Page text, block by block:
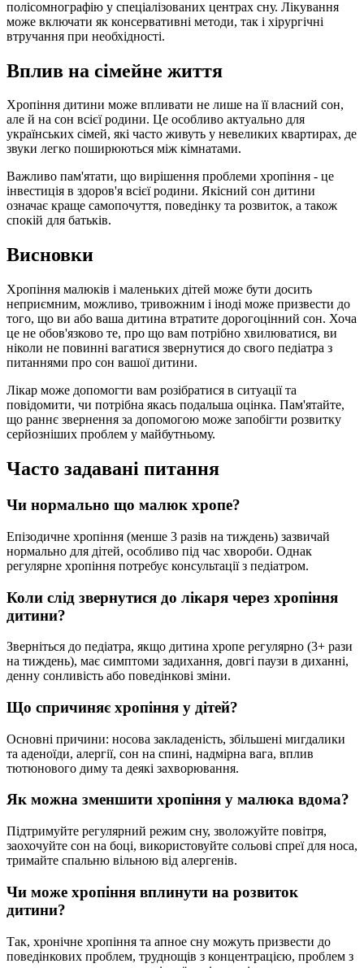
полісомнографію у спеціалізованих центрах сну. Лікування
може включати як консервативні методи, так і хірургічні
втручання при необхідності.
Вплив на сімейне життя
Хропіння дитини може впливати не лише на її власний сон,
але й на сон всієї родини. Це особливо актуально для
українських сімей, які часто живуть у невеликих квартирах, де
звуки легко поширюються між кімнатами.
Важливо пам'ятати, що вирішення проблеми хропіння - це
інвестиція в здоров'я всієї родини. Якісний сон дитини
означає краще самопочуття, поведінку та розвиток, а також
спокій для батьків.
Висновки
Хропіння малюків і маленьких дітей може бути досить
неприємним, можливо, тривожним і іноді може призвести до
того, що ви або ваша дитина втратите дорогоцінний сон. Хоча
це не обов'язково те, про що вам потрібно хвилюватися, ви
ніколи не повинні вагатися звернутися до свого педіатра з
питаннями про сон вашої дитини.
Лікар може допомогти вам розібратися в ситуації та
повідомити, чи потрібна якась подальша оцінка. Пам'ятайте,
що раннє звернення за допомогою може запобігти розвитку
серйозніших проблем у майбутньому.
Часто задавані питання
Чи нормально що малюк хропе?
Епізодичне хропіння (менше 3 разів на тиждень) зазвичай
нормально для дітей, особливо під час хвороби. Однак
регулярне хропіння потребує консультації з педіатром.
Коли слід звернутися до лікаря через хропіння
дитини?
Зверніться до педіатра, якщо дитина хропе регулярно (3+ рази
на тиждень), має симптоми задихання, довгі паузи в диханні,
денну сонливість або поведінкові зміни.
Що спричиняє хропіння у дітей?
Основні причини: носова закладеність, збільшені мигдалики
та аденоїди, алергії, сон на спині, надмірна вага, вплив
тютюнового диму та деякі захворювання.
Як можна зменшити хропіння у малюка вдома?
Підтримуйте регулярний режим сну, зволожуйте повітря,
заохочуйте сон на боці, використовуйте сольові спреї для носа,
тримайте спальню вільною від алергенів.
Чи може хропіння вплинути на розвиток
дитини?
Так, хронічне хропіння та апное сну можуть призвести до
поведінкових проблем, труднощів з концентрацією, проблем з